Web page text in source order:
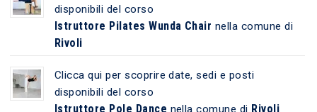
disponibili del corso
Istruttore Pilates Wunda Chair nella comune di
Rivoli
Clicca qui per scoprire date, sedi e posti
disponibili del corso
Istruttore Pole Dance nella comune di Rivoli